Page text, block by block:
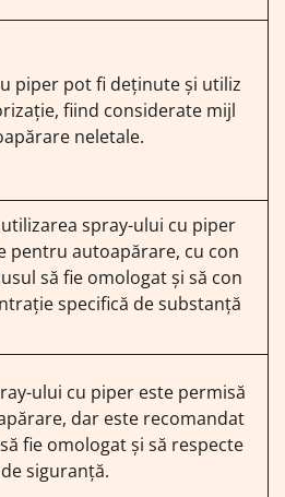
piper pot fi deținute și utiliz
fiind considerate mijl
neletale.
spray-ului cu piper
pentru autoapărare, cu con
să fie omologat și să con
specifică de substanță
ului cu piper este permisă
dar este recomandat
fie omologat și să respecte
siguranță.